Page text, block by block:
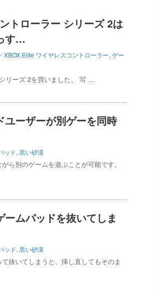
トローラー シリーズ 2は
す…
XBOX Elite ワイヤレスコントローラー, ゲー
リーズ 2を買いました。 写 …
ユーザーが別ゲーを同時
ッド, 黒い砂漠
ら別のゲームを遊ぶことが可能です。
ームパッドを抜いてしま
ッド, 黒い砂漠
抜いてしまうと、挿し直してもそのま